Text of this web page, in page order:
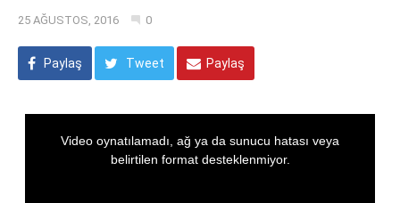
25 AĞUSTOS, 2016 0
Paylaş Tweet Paylaş